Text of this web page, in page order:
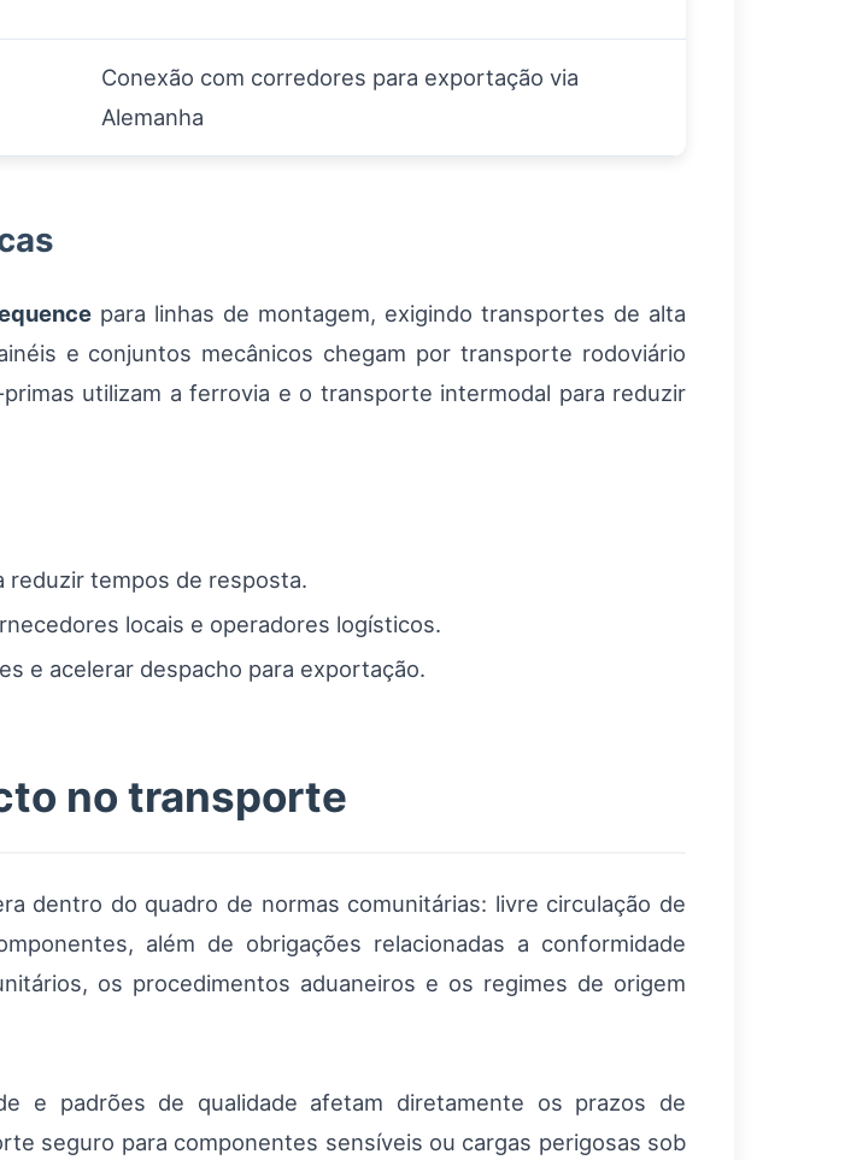
Conexão com corredores para exportação via
Alemanha
para linhas de montagem, exigindo transportes de alta
e conjuntos mecânicos chegam por transporte rodoviário
utilizam a ferrovia e o transporte intermodal para reduzir
reduzir tempos de resposta.
locais e operadores logísticos.
e acelerar despacho para exportação.
no transporte
dentro do quadro de normas comunitárias: livre circulação de
além de obrigações relacionadas a conformidade
os procedimentos aduaneiros e os regimes de origem
e padrões de qualidade afetam diretamente os prazos de
seguro para componentes sensíveis ou cargas perigosas sob